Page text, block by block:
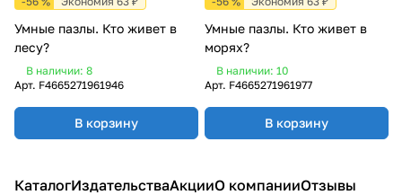
Умные пазлы. Кто живет в
лесу?
В наличии: 8
Арт. F4665271961946
В корзину
Умные пазлы. Кто живет в
морях?
В наличии: 10
Арт. F4665271961977
В корзину
КаталогИздательстваАкцииО компанииОтзывы